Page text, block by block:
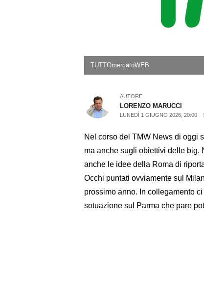
TUTTOmercatoWEB
AUTORE
LORENZO MARUCCI
LUNEDÌ 1 GIUGNO 2026, 20:00
Nel corso del TMW News di oggi
ma anche sugli obiettivi delle big.
anche le idee della Roma di
Occhi puntati ovviamente sul
prossimo anno. In collegamento
sotuazione sul Parma che pare